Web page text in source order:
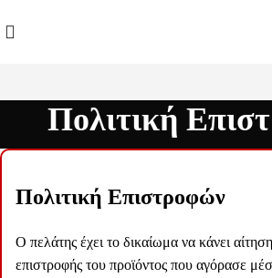
Πολιτική
Πολιτική Επιστροφών
O πελάτης έχει το δικαίωμα να κάνει
επιστροφής του προϊόντος που αγόρασε